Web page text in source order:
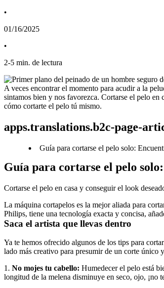
•
01/16/2025
•
2-5 min. de lectura
A veces encontrar el momento para acudir a la
sintamos bien y nos favorezca. Cortarse el pelo en
cómo cortarte el pelo tú mismo.
apps.translations.b2c-page-
Guía para cortarse el pelo solo:
Guía para cortarse el pelo
Cortarse el pelo en casa y conseguir el look
La máquina cortapelos es la mejor aliada para
Philips, tiene una tecnología exacta y concisa,
Saca el artista que llevas dentro
Ya te hemos ofrecido algunos de los tips para
lado más creativo para presumir de un corte único
1. No mojes tu cabello: Humedecer el pelo está
longitud de la melena disminuye en seco, ojo, ¡no